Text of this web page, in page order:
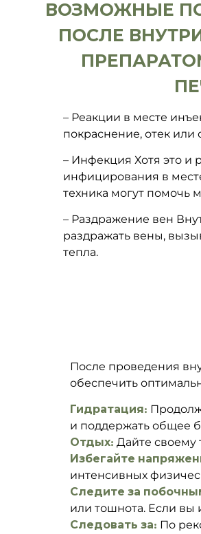
ВОЗМОЖНЫЕ
ПОСЛЕ
– Реакции в месте
покраснение, отек или
– Инфекция Хотя это и
инфицирования в
техника могут помочь
– Раздражение вен
раздражать вены,
тепла.
После проведения
обеспечить
Гидратация:
и поддержать общее
Отдых: Дайте своему
Избегайте
интенсивных
Следите за
или тошнота. Если вы
Следовать за: По